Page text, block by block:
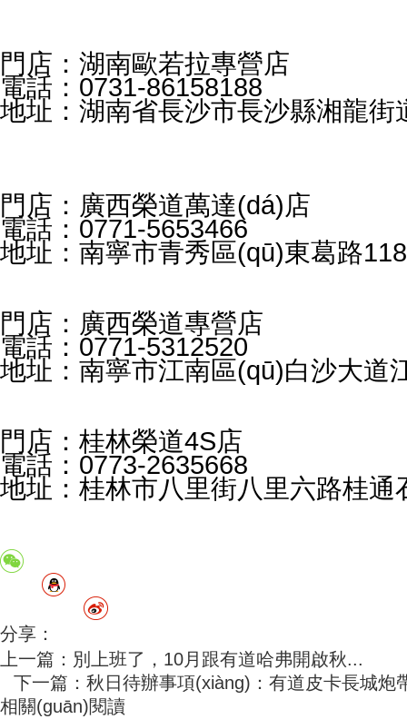
門店：湖南歐若拉專營店
電話：0731-86158188
地址：湖南省長沙市長沙縣湘龍
門店：廣西榮道萬達(dá)店
電話：0771-5653466
地址：南寧市青秀區(qū)東葛路
門店：廣西榮道專營店
電話：0771-5312520
地址：南寧市江南區(qū)白沙大道
門店：桂林榮道4S店
電話：0773-2635668
地址：桂林市八里街八里六路桂通
分享：
上一篇：別上班了，10月跟有道哈弗開啟秋...
下一篇：秋日待辦事項(xiàng)：有道皮卡長城炮
相關(guān)閱讀